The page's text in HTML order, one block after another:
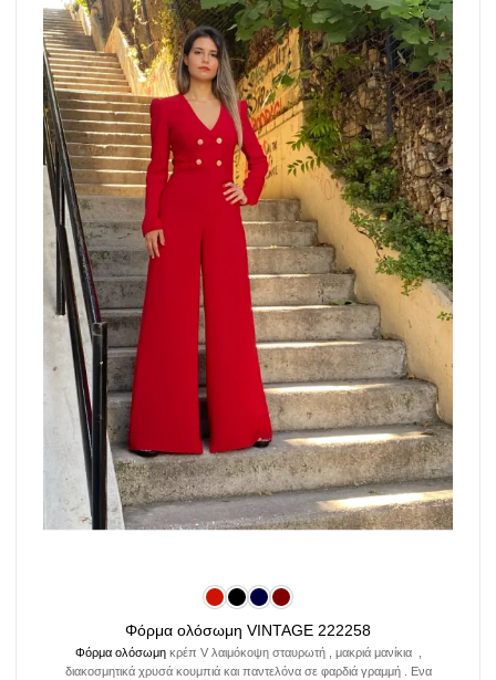
Add to
wishlist
Φόρμα ολόσωμη VINTAGE 222258
Φόρμα ολόσωμηκρέπ V λαιμόκοψη σταυρωτή , μακριά μανίκια ,
διακοσμητικά χρυσά κουμπιά και παντελόνα σε φαρδιά γραμμή . Ενα